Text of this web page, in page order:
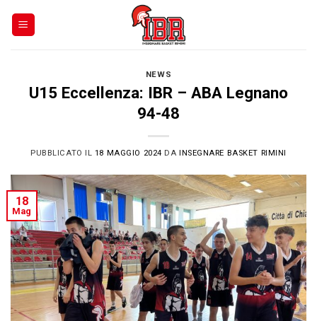
NEWS
U15 Eccellenza: IBR – ABA Legnano
94-48
PUBBLICATO IL 18 MAGGIO 2024 DAINSEGNARE BASKET RIMINI
18
Mag